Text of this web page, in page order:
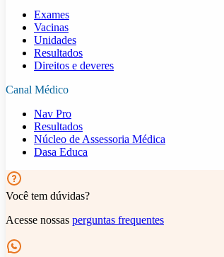
Exames
Vacinas
Unidades
Resultados
Direitos e deveres
Canal Médico
Nav Pro
Resultados
Núcleo de Assessoria Médica
Dasa Educa
Você tem dúvidas?
Acesse nossas perguntas frequentes